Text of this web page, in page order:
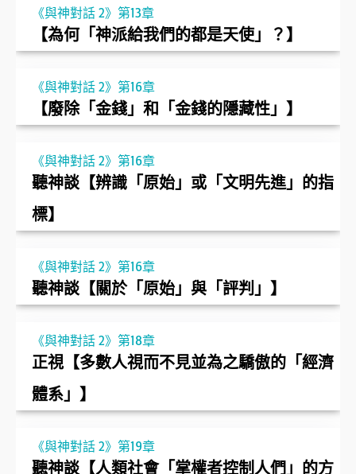
《與神對話 2》第13章
【為何「神派給我們的都是天使」？】
《與神對話 2》第16章
【廢除「金錢」和「金錢的隱藏性」】
《與神對話 2》第16章
聽神談【辨識「原始」或「文明先進」的指
標】
《與神對話 2》第16章
聽神談【關於「原始」與「評判」】
《與神對話 2》第18章
正視【多數人視而不見並為之驕傲的「經濟
體系」】
《與神對話 2》第19章
聽神談【人類社會「掌權者控制人們」的方